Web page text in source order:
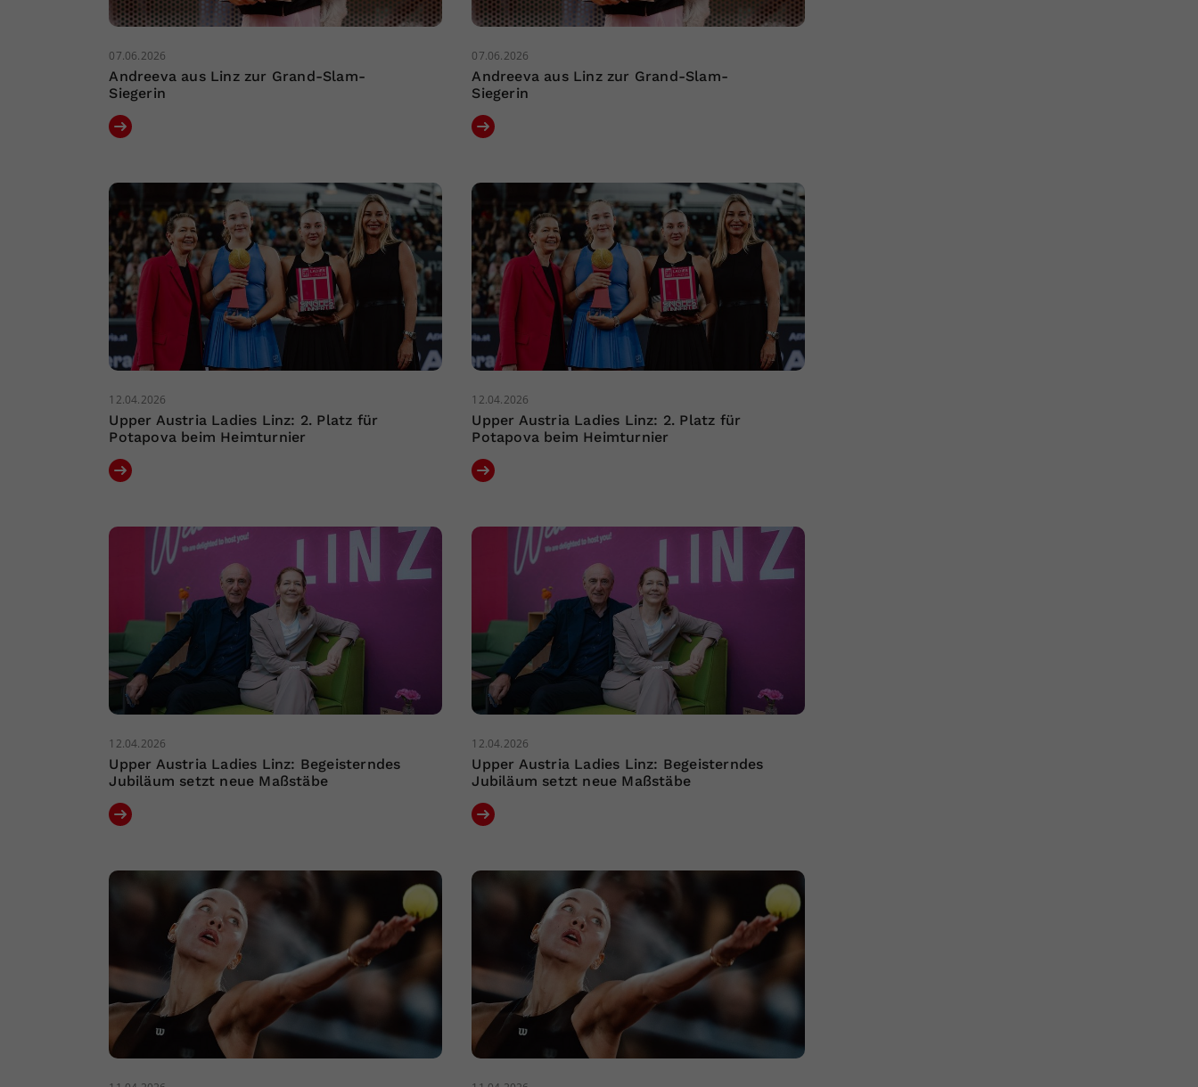
07.06.2026
Andreeva aus Linz zur Grand-Slam-
Siegerin
07.06.2026
Andreeva aus Linz zur Grand-Slam-
Siegerin
12.04.2026
Upper Austria Ladies Linz: 2. Platz für
Potapova beim Heimturnier
12.04.2026
Upper Austria Ladies Linz: 2. Platz für
Potapova beim Heimturnier
12.04.2026
Upper Austria Ladies Linz: Begeisterndes
Jubiläum setzt neue Maßstäbe
12.04.2026
Upper Austria Ladies Linz: Begeisterndes
Jubiläum setzt neue Maßstäbe